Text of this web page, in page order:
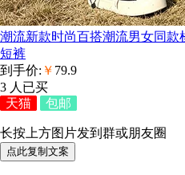
潮流新款时尚百搭潮流男女同款
短裤
到手价: ￥ 79.9
3 人已买
天猫
包邮
长按上方图片发到群或朋友圈
点此复制文案